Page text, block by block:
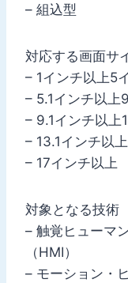
– 組込型
対応する画面サ
– 1インチ以上5
– 5.1インチ以上
– 9.1インチ以上
– 13.1インチ以
– 17インチ以上
対象となる技術
– 触覚ヒューマ
（HMI）
– モーション・